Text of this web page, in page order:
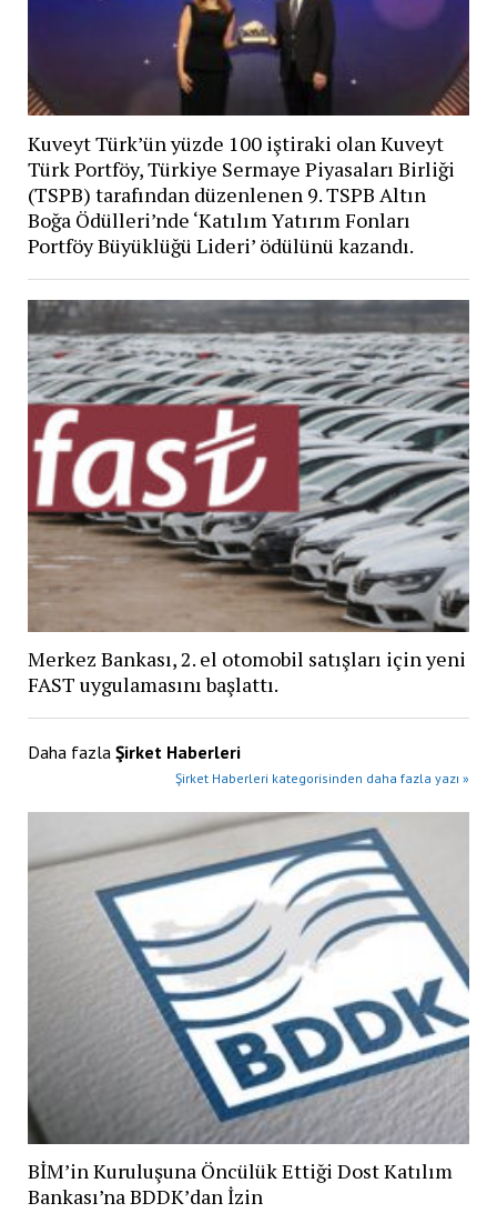
Kuveyt Türk’ün yüzde 100 iştiraki olan Kuveyt
Türk Portföy, Türkiye Sermaye Piyasaları Birliği
(TSPB) tarafından düzenlenen 9. TSPB Altın
Boğa Ödülleri’nde ‘Katılım Yatırım Fonları
Portföy Büyüklüğü Lideri’ ödülünü kazandı.
Merkez Bankası, 2. el otomobil satışları için yeni
FAST uygulamasını başlattı​.
Daha fazla Şirket Haberleri
Şirket Haberleri kategorisinden daha fazla yazı »
BİM’in Kuruluşuna Öncülük Ettiği Dost Katılım
Bankası’na BDDK’dan İzin